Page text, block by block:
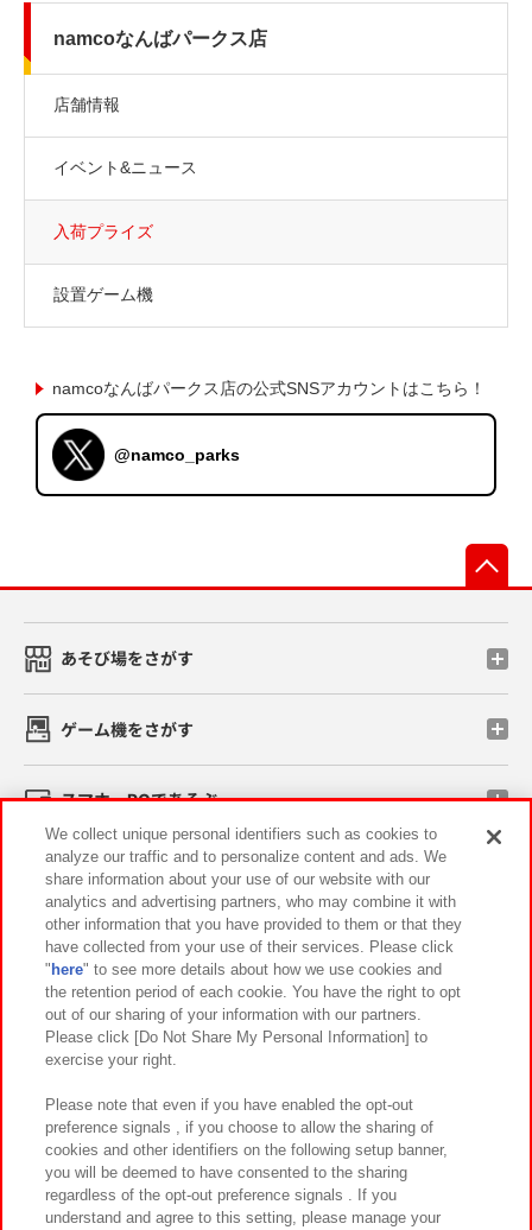
namcoなんばパークス店
店舗情報
イベント&ニュース
入荷プライズ
設置ゲーム機
namcoなんばパークス店の公式SNSアカウントはこちら！
@namco_parks
あそび場をさがす
ゲーム機をさがす
スマホ・PCであそぶ
イベント・キャンペーン
関連会社 サステナビリティ サイトポリシー
プライバシーポリシー ウェブアクセシビリティ方針と検証結果
お取引先さまとともに
カスタマーハラスメント対応方針 よくあるご質問・お問い合わせ
We collect unique personal identifiers such as cookies to
analyze our traffic and to personalize content and ads. We
share information about your use of our website with our
analytics and advertising partners, who may combine it with
other information that you have provided to them or that they
have collected from your use of their services. Please click
" here" to see more details about how we use cookies and
the retention period of each cookie. You have the right to opt
out of our sharing of your information with our partners.
Please click [Do Not Share My Personal Information] to
exercise your right.
Please note that even if you have enabled the opt-out
preference signals , if you choose to allow the sharing of
cookies and other identifiers on the following setup banner,
you will be deemed to have consented to the sharing
regardless of the opt-out preference signals . If you
understand and agree to this setting, please manage your